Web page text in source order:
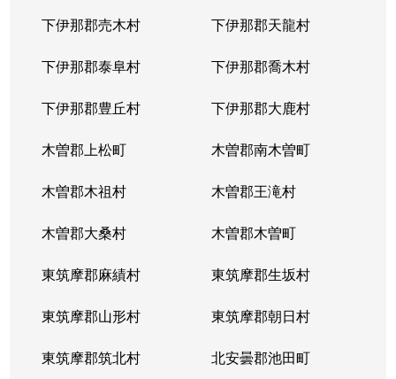
下伊那郡売木村 下伊那郡天龍村
下伊那郡泰阜村 下伊那郡喬木村
下伊那郡豊丘村 下伊那郡大鹿村
木曽郡上松町 木曽郡南木曽町
木曽郡木祖村 木曽郡王滝村
木曽郡大桑村 木曽郡木曽町
東筑摩郡麻績村 東筑摩郡生坂村
東筑摩郡山形村 東筑摩郡朝日村
東筑摩郡筑北村 北安曇郡池田町